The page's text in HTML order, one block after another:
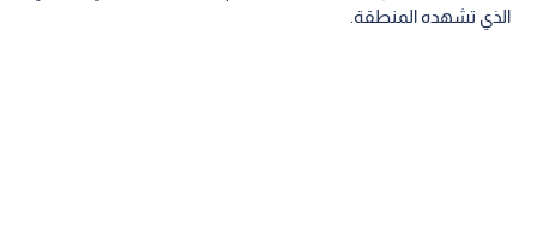
الذي تشهده المنطقة.